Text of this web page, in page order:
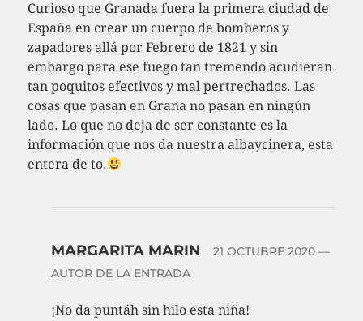
Curioso que Granada fuera la primera ciudad de
España en crear un cuerpo de bomberos y
zapadores allá por Febrero de 1821 y sin
embargo para ese fuego tan tremendo acudieran
tan poquitos efectivos y mal pertrechados. Las
cosas que pasan en Grana no pasan en ningún
lado. Lo que no deja de ser constante es la
información que nos da nuestra albaycinera, esta
entera de to.
MARGARITA MARIN 21 OCTUBRE 2020—
AUTOR DE LA ENTRADA
¡No da puntáh sin hilo esta niña!